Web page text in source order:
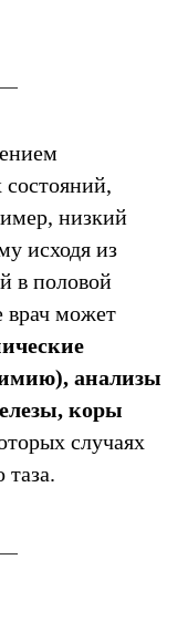
низкий
исходя из
в половой
врач может
анализы
коры
случаях
таза.